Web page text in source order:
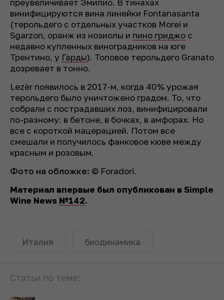
преувеличивает Эмилио. В тинахах
винифицируются вина линейки Fontanasanta
(терольдего с отдельных участков Morei и
Sgarzon, оранж из нозиолы и пино гриджо с
недавно купленных виноградников на юге
Трентино, у Гарды). Топовое терольдего Granato
дозревает в тонно.
Lezèr появилось в 2017-м, когда 40% урожая
терольдего было уничтожено градом. То, что
собрали с пострадавших лоз, винифицировали
по-разному: в бетоне, в бочках, в амфорах. Но
все с короткой мацерацией. Потом все
смешали и получилось фанковое кюве между
красным и розовым.
Фото на обложке: © Foradori.
Материал впервые был опубликован в Simple
Wine News №142.
Италия биодинамика
Статьи по теме: